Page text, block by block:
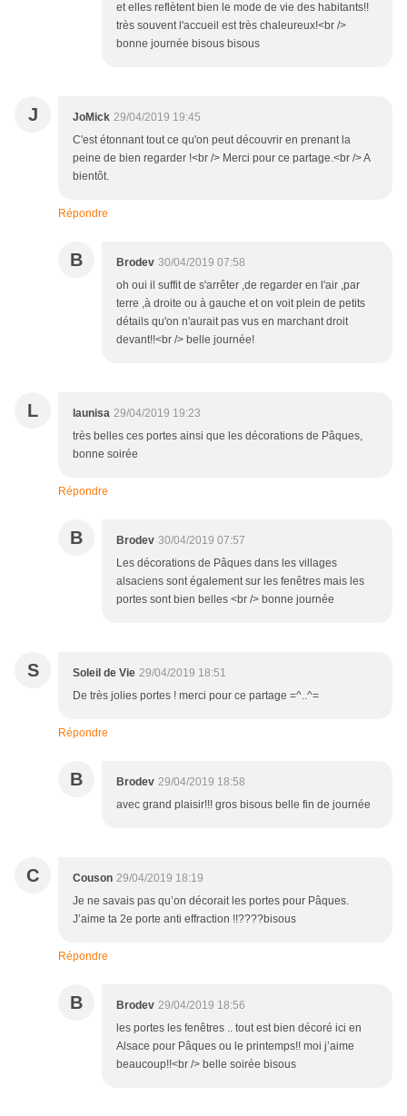
et elles reflètent bien le mode de vie des habitants!!
très souvent l'accueil est très chaleureux!<br />
bonne journée bisous bisous
J JoMick 29/04/2019 19:45
C'est étonnant tout ce qu'on peut découvrir en prenant la
peine de bien regarder !<br /> Merci pour ce partage.<br /> A
bientôt.
Répondre
B Brodev 30/04/2019 07:58
oh oui il suffit de s'arrêter ,de regarder en l'air ,par
terre ,à droite ou à gauche et on voit plein de petits
détails qu'on n'aurait pas vus en marchant droit
devant!!<br /> belle journée!
L launisa 29/04/2019 19:23
très belles ces portes ainsi que les décorations de Pâques,
bonne soirée
Répondre
B Brodev 30/04/2019 07:57
Les décorations de Pâques dans les villages
alsaciens sont également sur les fenêtres mais les
portes sont bien belles <br /> bonne journée
S Soleil de Vie 29/04/2019 18:51
De très jolies portes ! merci pour ce partage =^..^=
Répondre
B Brodev 29/04/2019 18:58
avec grand plaisir!!! gros bisous belle fin de journée
C Couson 29/04/2019 18:19
Je ne savais pas qu’on décorait les portes pour Pâques.
J’aime ta 2e porte anti effraction !!????bisous
Répondre
B Brodev 29/04/2019 18:56
les portes les fenêtres .. tout est bien décoré ici en
Alsace pour Pâques ou le printemps!! moi j’aime
beaucoup!!<br /> belle soirée bisous